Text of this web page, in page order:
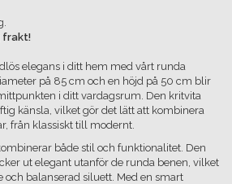
frakt!
elegans i ditt hem med vårt runda
på 85 cm och en höjd på 50 cm blir
i ditt vardagsrum. Den kritvita
känsla, vilket gör det lätt att kombinera
från klassiskt till modernt.
både stil och funktionalitet. Den
ut elegant utanför de runda benen, vilket
och balanserad siluett. Med en smart